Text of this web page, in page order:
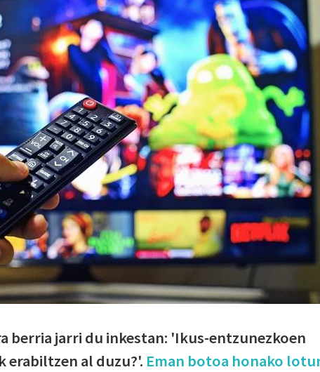
berria jarri du inkestan: 'Ikus-entzunezkoen
al duzu?'. Eman botoa honako